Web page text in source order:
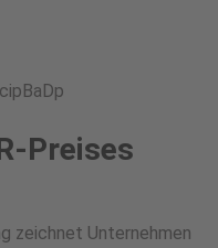
Preises
zeichnet Unternehmen